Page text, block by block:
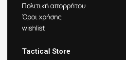
Πολιτική απορρήτου
Όροι χρήσης
wishlist
Tactical Store